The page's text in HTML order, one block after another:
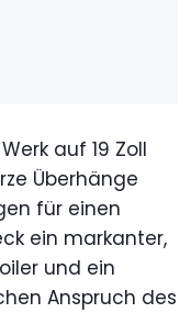
auf 19 Zoll
Überhänge
für einen
ein markanter,
und ein
Anspruch des